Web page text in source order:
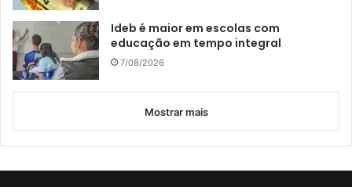
Ideb é maior em escolas com
educação em tempo integral
7/08/2026
Mostrar mais